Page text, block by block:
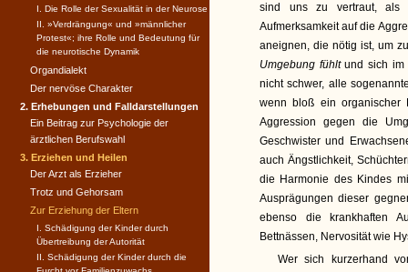
sind uns zu vertraut, als
Aufmerksamkeit auf die
aneignen, die nötig ist, um
Umgebung fühltund sich im
nicht schwer, alle
wenn bloß ein organischer
Aggression gegen die
Geschwister und
auch Ängstlichkeit,
die Harmonie des Kindes
Ausprägungen dieser
ebenso die krankhaften
Bettnässen, Nervosität wie
Wer sich kurzerhand
I. Die Rolle der Sexualität in der Neurose
II. »Verdrängung« und »männ­licher
Protest«; ihre Rolle und Bedeutung für
die neurotische Dynamik
Organdialekt
Der nervöse Charakter
2. Erhebungen und Falldarstellungen
Ein Beitrag zur Psychologie der
ärztlichen Berufswahl
3. Erziehen und Heilen
Der Arzt als Erzieher
Trotz und Gehorsam
Zur Erziehung der Eltern
I. Schädigung der Kinder durch
Übertreibung der Autorität
II. Schädigung der Kinder durch die